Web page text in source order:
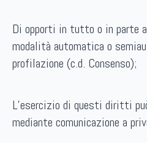
Di opporti in tutto o in parte
modalità automatica o
profilazione (c.d. Consenso);
L’esercizio di questi diritti
mediante comunicazione a